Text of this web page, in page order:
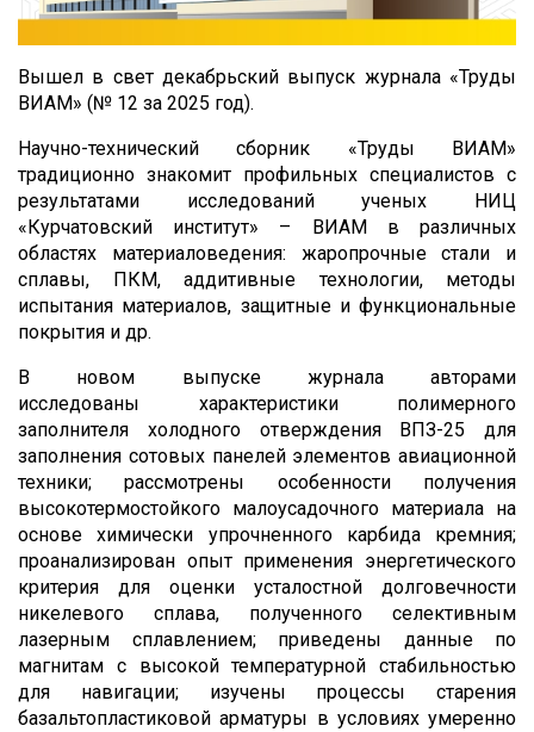
Вышел в свет декабрьский выпуск журнала «Труды
ВИАМ» (№ 12 за 2025 год).
Научно-технический сборник «Труды ВИАМ»
традиционно знакомит профильных специалистов с
результатами исследований ученых НИЦ
«Курчатовский институт» – ВИАМ в различных
областях материаловедения: жаропрочные стали и
сплавы, ПКМ, аддитивные технологии, методы
испытания материалов, защитные и функциональные
покрытия и др.
В новом выпуске журнала авторами
исследованы характеристики полимерного
заполнителя холодного отверждения ВПЗ-25 для
заполнения сотовых панелей элементов авиационной
техники; рассмотрены особенности получения
высокотермостойкого малоусадочного материала на
основе химически упрочненного карбида кремния;
проанализирован опыт применения энергетического
критерия для оценки усталостной долговечности
никелевого сплава, полученного селективным
лазерным сплавлением; приведены данные по
магнитам с высокой температурной стабильностью
для навигации; изучены процессы старения
базальтопластиковой арматуры в условиях умеренно